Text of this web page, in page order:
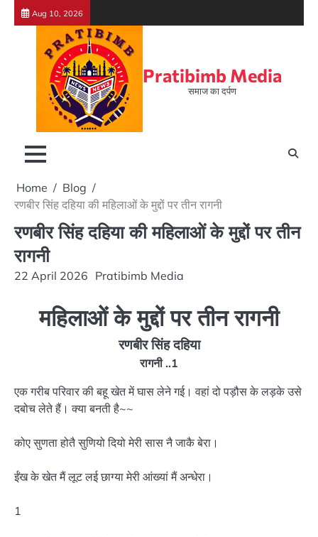
Skip
Aug 10, 2026
Pratibimb Media
समाज का दर्पण
Home
Blog
रणबीर सिंह दहिया की महिलाओं के मुद्दों पर तीन रागनी
रणबीर सिंह दहिया की महिलाओं के मुद्दों पर तीन
रागनी
22 April 2026 Pratibimb Media
महिलाओं के मुद्दों पर तीन रागनी
रणबीर सिंह दहिया
रागनी ..1
एक गरीब परिवार की बहू खेत में घास लेने गई। वहां दो पड़ौस के लड़के उसे
दबोच लेते हैं। क्या बनती है~~
कोए सुणता होतै सुणियो दियो मेरी सास नै जाकै बेरा।
ईंख के खेत मैं लूट लई छाग्या मेरी आंख्यां मैं अन्धेरा।
1